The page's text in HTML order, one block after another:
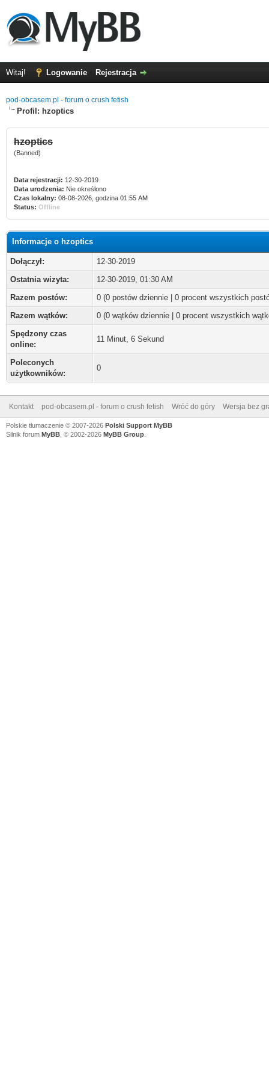
Witaj! Logowanie Rejestracja
pod-obcasem.pl - forum o crush fetish
Profil: hzoptics
hzoptics
(Banned)
Data rejestracji: 12-30-2019
Data urodzenia: Nie określono
Czas lokalny: 08-08-2026, godzina 01:55 AM
Status: Offline
Informacje o hzoptics
Dołączył:
12-30-2019
Ostatnia wizyta:
12-30-2019, 01:30 AM
Razem postów:
0 (0 postów dziennie | 0 procent wszystkich
Razem wątków:
0 (0 wątków dziennie | 0 procent wszystkich
Spędzony czas
online:
11 Minut, 6 Sekund
Poleconych
użytkowników:
0
Kontakt pod-obcasem.pl - forum o crush fetish Wróć do góry Wersja bez
Polskie tłumaczenie © 2007-2026 Polski Support MyBB
Silnik forum MyBB , © 2002-2026 MyBB Group